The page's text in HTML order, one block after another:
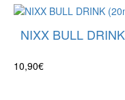
NIXX BULL
10,90€